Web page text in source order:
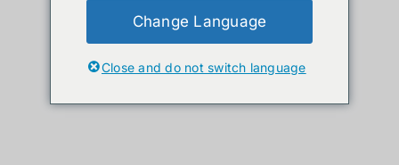
Show36 Products
Change Language
Close and do not switch language